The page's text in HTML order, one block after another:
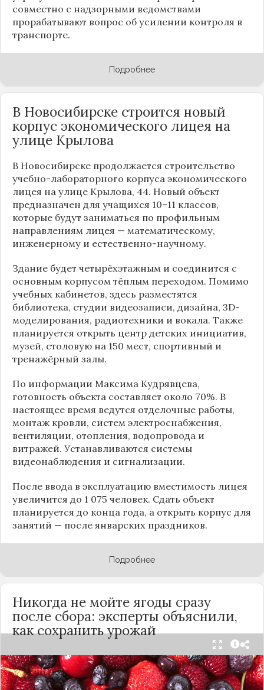
совместно с надзорными ведомствами
прорабатывают вопрос об усилении контроля в
транспорте.
Подробнее
В Новосибирске строится новый
корпус экономического лицея на
улице Крылова
В Новосибирске продолжается строительство
учебно-лабораторного корпуса экономического
лицея на улице Крылова, 44. Новый объект
предназначен для учащихся 10–11 классов,
которые будут заниматься по профильным
направлениям лицея — математическому,
инженерному и естественно-научному.
Здание будет четырёхэтажным и соединится с
основным корпусом тёплым переходом. Помимо
учебных кабинетов, здесь разместятся
библиотека, студии видеозаписи, дизайна, 3D-
моделирования, радиотехники и вокала. Также
планируется открыть центр детских инициатив,
музей, столовую на 150 мест, спортивный и
тренажёрный залы.
По информации Максима Кудрявцева,
готовность объекта составляет около 70%. В
настоящее время ведутся отделочные работы,
монтаж кровли, систем электроснабжения,
вентиляции, отопления, водопровода и
витражей. Устанавливаются системы
видеонаблюдения и сигнализации.
После ввода в эксплуатацию вместимость лицея
увеличится до 1 075 человек. Сдать объект
планируется до конца года, а открыть корпус для
занятий — после январских праздников.
Подробнее
Никогда не мойте ягоды сразу
после сбора: эксперты объяснили,
как сохранить урожай
Мытьё ягод сразу после сбора может обернуться
полной потерей урожая. Как отмечает канал
«Сделай сам», на поверхности плодов есть